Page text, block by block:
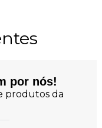
por nós!
produtos da